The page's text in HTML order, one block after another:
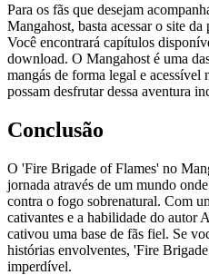
Para os fãs que desejam
Mangahost, basta acessar o site
Você encontrará capítulos
download. O Mangahost é uma
mangás de forma legal e
possam desfrutar dessa aventura
Conclusão
O 'Fire Brigade of Flames' no
jornada através de um mundo
contra o fogo sobrenatural. Com
cativantes e a habilidade do autor
cativou uma base de fãs fiel. Se
histórias envolventes, 'Fire
imperdível.